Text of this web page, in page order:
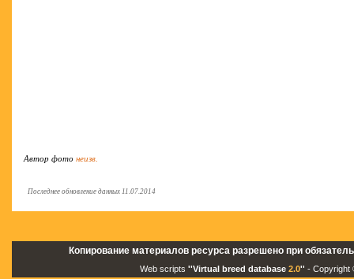
Автор фото неизв.
Последнее обновление данных 11.07.2014
Копирование материалов ресурса разрешено при
Web scripts ''Virtual breed database 2.0'' - Copyright